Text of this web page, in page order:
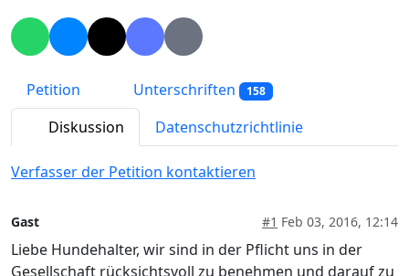
Petition Unterschriften 158
Diskussion Datenschutzrichtlinie
Verfasser der Petition kontaktieren
Gast #1 Feb 03, 2016, 12:14
Liebe Hundehalter, wir sind in der Pflicht uns in der
Gesellschaft rücksichtsvoll zu benehmen und darauf zu